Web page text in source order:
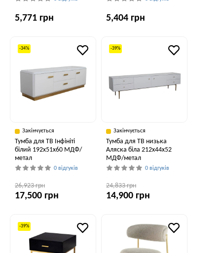
5,771 грн 5,404 грн
-34%
Закінчується
Тумба для ТВ Інфініті
білий 192x51x60 МДФ/
метал
0 відгуків
26,923 грн
17,500 грн
-39%
Закінчується
Тумба для ТВ низька
Аляска біла 212x44x52
МДФ/метал
0 відгуків
24,833 грн
14,900 грн
-39%